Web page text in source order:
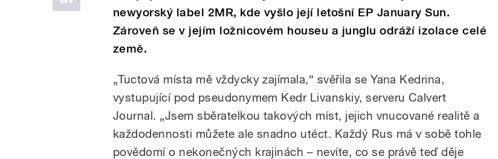
newyorský label 2MR, kde vyšlo její letošní EP January Sun.
Zároveň se v jejím ložnicovém houseu a junglu odráží izolace celé
země.
„Tuctová místa mě vždycky zajímala,“ svěřila se Yana Kedrina,
vystupující pod pseudonymem Kedr Livanskiy, serveru Calvert
Journal. „Jsem sběratelkou takových míst, jejich vnucované realitě a
každodennosti můžete ale snadno utéct. Každý Rus má v sobě tohle
povědomí o nekonečných krajinách – nevíte, co se právě teď děje